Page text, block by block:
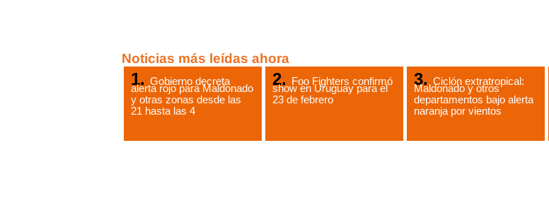
Noticias más leídas ahora
Gobierno decreta
alerta rojo para Maldonado
y otras zonas desde las
21 hasta las 4
Foo Fighters confirmó
show en Uruguay para el
23 de febrero
Ciclón extratropical:
Maldonado y otros
departamentos bajo alerta
naranja por vientos